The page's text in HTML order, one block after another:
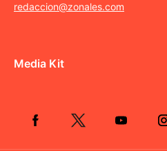
redaccion@zonales.com
Media Kit